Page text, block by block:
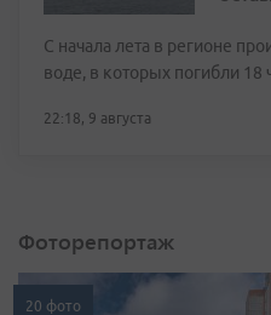
С начала лета в регионе
воде, в которых погибли 18
22:18, 9 августа
Фоторепортаж
20 фото